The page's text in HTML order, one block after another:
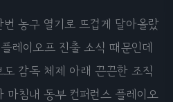
농구 열기로 뜨겁게 달아올랐
레이오프 진출 소식 때문인데
감독 체제 아래 끈끈한 조직
마침내 동부 컨퍼런스 플레이오